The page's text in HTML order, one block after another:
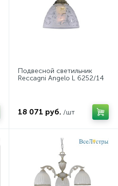
Подвесной светильник
Reccagni Angelo L 6252/14
18 071 руб. /шт